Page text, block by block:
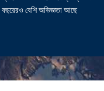
বেশি অভিজ্ঞতা আছে